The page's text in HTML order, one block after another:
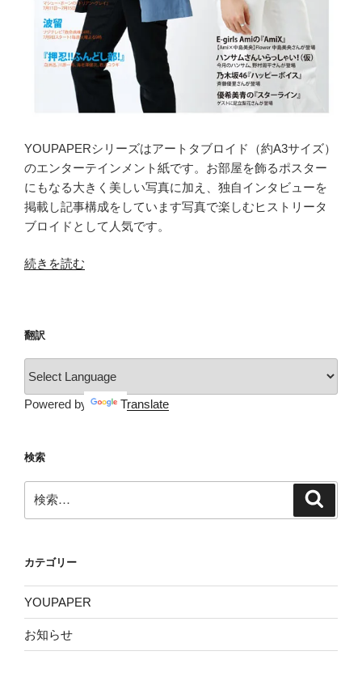
YOUPAPERシリーズはアートタブロイド（約A3サイズ）
のエンターテインメント紙です。お部屋を飾るポスター
にもなる大きく美しい写真に加え、独自インタビューを
掲載し記事構成をしています写真で楽しむヒストリータ
ブロイドとして人気です。
“YOUPAPER（vol.19）”
続きを読む
翻訳
Powered by Translate
検索
索:
カテゴリー
YOUPAPER
お知らせ